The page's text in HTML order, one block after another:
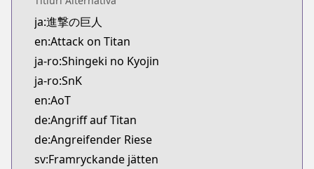
Kitsu
https://kitsu.app/manga/14916
CDJapan
CDJapan
https://www.anime-planet.com/manga/https://
MangaUpdates
https://www.mangaupdates.com/
Book☆Walker
Book☆Walker
ja:進撃の巨人
en:Attack on Titan
ja-ro:Shingeki no Kyojin
ja-ro:SnK
en:AoT
de:Angriff auf Titan
de:Angreifender Riese
sv:Framryckande jätten